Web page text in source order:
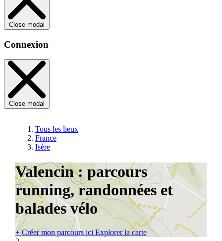
Close modal
Connexion
Close modal
Tous les lieux
France
Isère
Valencin : parcours
running, randonnées et
balades vélo
+Créer mon parcours ici Explorer la carte